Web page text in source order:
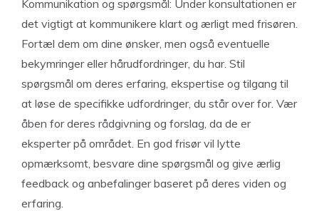
Kommunikation og spørgsmål: Under konsultationen er
det vigtigt at kommunikere klart og ærligt med frisøren.
Fortæl dem om dine ønsker, men også eventuelle
bekymringer eller hårudfordringer, du har. Stil
spørgsmål om deres erfaring, ekspertise og tilgang til
at løse de specifikke udfordringer, du står over for. Vær
åben for deres rådgivning og forslag, da de er
eksperter på området. En god frisør vil lytte
opmærksomt, besvare dine spørgsmål og give ærlig
feedback og anbefalinger baseret på deres viden og
erfaring.